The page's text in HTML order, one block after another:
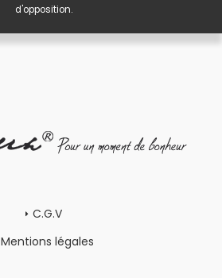
d'opposition.
C.G.V
Mentions légales